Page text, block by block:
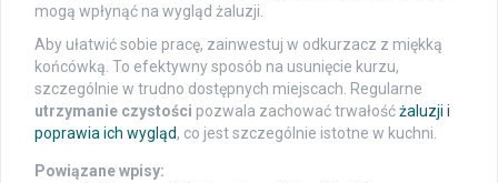
mogą wpłynąć na wygląd żaluzji.
Aby ułatwić sobie pracę, zainwestuj w odkurzacz z miękką
końcówką. To efektywny sposób na usunięcie kurzu,
szczególnie w trudno dostępnych miejscach. Regularne
utrzymanie czystości pozwala zachować trwałośćżaluzji i
poprawia ich wygląd, co jest szczególnie istotne w kuchni.
Powiązane wpisy: